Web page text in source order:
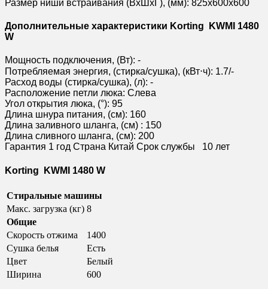
Размер ниши встраивания (ВхШхГ), (мм): 825х600х600
Дополнительные характеристики Korting KWMI 1480
W
Мощность подключения, (Вт): -
Потребляемая энергия, (стирка/сушка), (кВт⋅ч): 1.7/-
Расход воды (стирка/сушка), (л): -
Расположение петли люка: Слева
Угол открытия люка, (°): 95
Длина шнура питания, (см): 160
Длина заливного шланга, (см) : 150
Длина сливного шланга, (см): 200
Гарантия 1 год Страна Китай Срок службы 10 лет
Korting KWMI 1480 W
Стиральные машины
Макс. загрузка (кг) 8
Общие
Cкорость отжима
1400
Сушка белья
Есть
Цвет
Белый
Ширина
600